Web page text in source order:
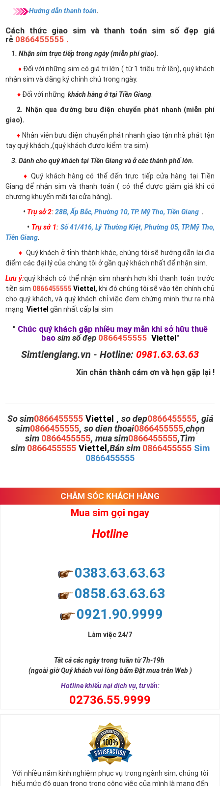
Hướng dẫn thanh toán.
Cách thức giao sim và thanh toán sim số đẹp giá
rẻ 0866455555 .
1. Nhận sim trực tiếp trong ngày (miễn phí giao).
♦ Đối với những sim có giá trị lớn ( từ 1 triệu trở lên), quý khách
nhận sim và đăng ký chính chủ trong ngày.
♦ Đối với những khách hàng ở tại Tiền Giang
2. Nhận qua đường bưu điện chuyển phát nhanh (miễn phí
giao).
♦ Nhân viên bưu điện chuyển phát nhanh giao tận nhà phát tận
tay quý khách ,(quý khách được kiểm tra sim).
3. Dành cho quý khách tại Tiền Giang và ở các thành phố lớn.
♦ Quý khách hàng có thể đến trực tiếp cửa hàng tại Tiền
Giang để nhận sim và thanh toán ( có thể được giảm giá khi có
chương khuyến mãi tại cửa hàng).
• Trụ sở 2:28B, Ấp Bắc, Phường 10, TP. Mỹ Tho, Tiền Giang .
• Trụ sở 1: Số 41/416, Lý Thường Kiệt, Phường 05, TP.Mỹ Tho,
Tiền Giang.
♦ Quý khách ở tỉnh thành khác, chúng tôi sẽ hướng dẫn lại địa
điểm các đại lý của chúng tôi ở gần quý khách nhất để nhận sim.
Lưu ý:quý khách có thể nhận sim nhanh hơn khi thanh toán trước
tiền sim 0866455555 Viettel , khi đó chúng tôi sẽ vào tên chính chủ
cho quý khách, và quý khách chỉ việc đem chứng minh thư ra nhà
mạng Viettel gần nhất cấp lại sim
" Chúc quý khách gặp nhiều may mắn khi sở hữu thuê
bao sim số đẹp 0866455555 Viettel"
Simtiengiang.vn - Hotline: 0981.63.63.63
Xin chân thành cám ơn và hẹn gặp lại !
So sim0866455555 Viettel , so dep0866455555, giá
sim0866455555, so dien thoai0866455555,chọn
sim 0866455555, mua sim0866455555,Tìm
sim 0866455555 Viettel,Bán sim 0866455555 Sim
0866455555
CHĂM SÓC KHÁCH HÀNG
Mua sim gọi ngay
Hotline
0383.63.63.63
0858.63.63.63
0921.90.9999
Làm việc 24/7
Tất cả các ngày trong tuần từ 7h-19h
(ngoài giờ Quý khách vui lòng bấm Đặt mua trên Web )
Hotline khiếu nại dịch vụ, tư vấn:
02736.55.9999
Với nhiều năm kinh nghiệm phục vụ trong ngành sim, chúng tôi
hiểu mức độ quan trọng trong công việc của mình là mang đến